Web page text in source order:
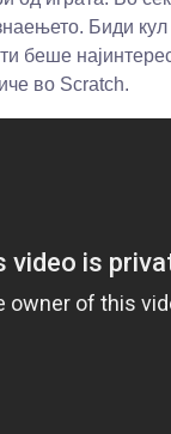
Биди
беше
во Scratch.